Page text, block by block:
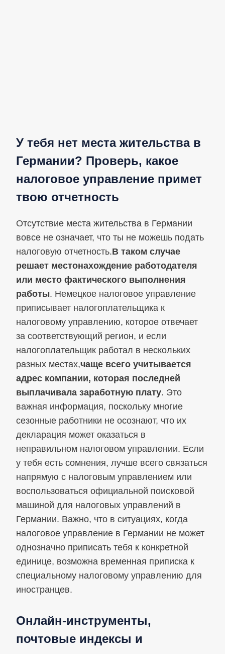
У тебя нет места жительства в
Германии? Проверь, какое
налоговое управление примет
твою отчетность
Отсутствие места жительства в Германии
вовсе не означает, что ты не можешь подать
налоговую отчетность.В таком случае
решает местонахождение работодателя
или место фактического выполнения
работы. Немецкое налоговое управление
приписывает налогоплательщика к
налоговому управлению, которое отвечает
за соответствующий регион, и если
налогоплательщик работал в нескольких
разных местах,чаще всего учитывается
адрес компании, которая последней
выплачивала заработную плату. Это
важная информация, поскольку многие
сезонные работники не осознают, что их
декларация может оказаться в
неправильном налоговом управлении. Если
у тебя есть сомнения, лучше всего связаться
напрямую с налоговым управлением или
воспользоваться официальной поисковой
машиной для налоговых управлений в
Германии. Важно, что в ситуациях, когда
налоговое управление в Германии не может
однозначно приписать тебя к конкретной
единице, возможна временная приписка к
специальному налоговому управлению для
иностранцев.
Онлайн-инструменты,
почтовые индексы и